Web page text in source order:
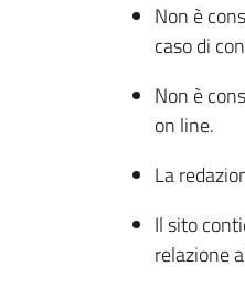
Non è
caso di
Non è
on line.
La
Il sito
relazione